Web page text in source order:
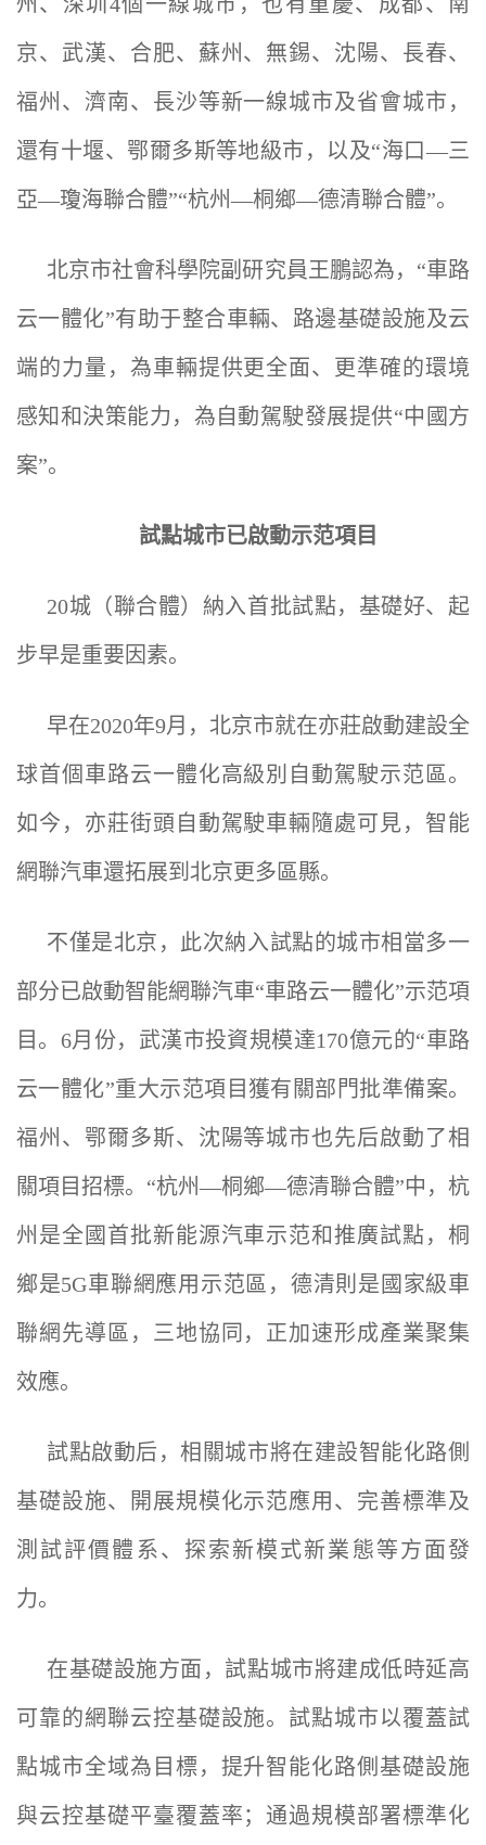
京、武漢、合肥、蘇州、無錫、沈陽、長春、
福州、濟南、長沙等新一線城市及省會城市，
還有十堰、鄂爾多斯等地級市，以及“海口—三
亞—瓊海聯合體”“杭州—桐鄉—德清聯合體”。
北京市社會科學院副研究員王鵬認為，“車路
云一體化”有助于整合車輛、路邊基礎設施及云
端的力量，為車輛提供更全面、更準確的環境
感知和決策能力，為自動駕駛發展提供“中國方
案”。
試點城市已啟動示范項目
20城（聯合體）納入首批試點，基礎好、起
步早是重要因素。
早在2020年9月，北京市就在亦莊啟動建設全
球首個車路云一體化高級別自動駕駛示范區。
如今，亦莊街頭自動駕駛車輛隨處可見，智能
網聯汽車還拓展到北京更多區縣。
不僅是北京，此次納入試點的城市相當多一
部分已啟動智能網聯汽車“車路云一體化”示范項
目。6月份，武漢市投資規模達170億元的“車路
云一體化”重大示范項目獲有關部門批準備案。
福州、鄂爾多斯、沈陽等城市也先后啟動了相
關項目招標。“杭州—桐鄉—德清聯合體”中，杭
州是全國首批新能源汽車示范和推廣試點，桐
鄉是5G車聯網應用示范區，德清則是國家級車
聯網先導區，三地協同，正加速形成產業聚集
效應。
試點啟動后，相關城市將在建設智能化路側
基礎設施、開展規模化示范應用、完善標準及
測試評價體系、探索新模式新業態等方面發
力。
在基礎設施方面，試點城市將建成低時延高
可靠的網聯云控基礎設施。試點城市以覆蓋試
點城市全域為目標，提升智能化路側基礎設施
與云控基礎平臺覆蓋率；通過規模部署標準化